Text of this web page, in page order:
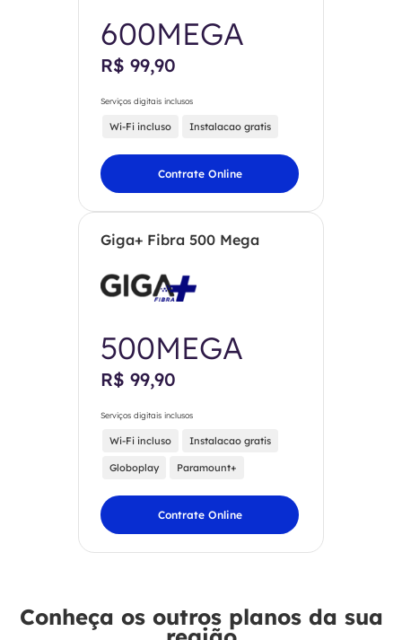
600MEGA
R$ 99,90
Serviços digitais inclusos
Wi-Fi incluso Instalacao gratis
Contrate Online
Giga+ Fibra 500 Mega
500MEGA
R$ 99,90
Serviços digitais inclusos
Wi-Fi incluso Instalacao gratis
Globoplay Paramount+
Contrate Online
Conheça os outros planos da sua